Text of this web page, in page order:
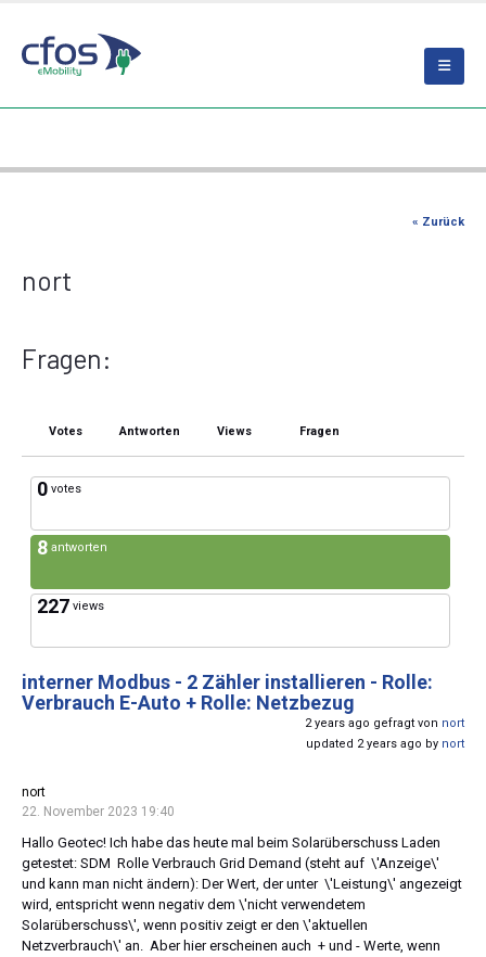
« Zurück
nort
Fragen:
Votes Antworten Views Fragen
0 votes
8 antworten
227 views
interner Modbus - 2 Zähler installieren - Rolle:
Verbrauch E-Auto + Rolle: Netzbezug
2 years ago gefragt von nort
updated 2 years ago by nort
nort
22. November 2023 19:40
Hallo Geotec! Ich habe das heute mal beim Solarüberschuss Laden
getestet: SDM Rolle Verbrauch Grid Demand (steht auf \'Anzeige\'
und kann man nicht ändern): Der Wert, der unter \'Leistung\' angezeigt
wird, entspricht wenn negativ dem \'nicht verwendetem
Solarüberschuss\', wenn positiv zeigt er den \'aktuellen
Netzverbrauch\' an. Aber hier erscheinen auch + und - Werte, wenn